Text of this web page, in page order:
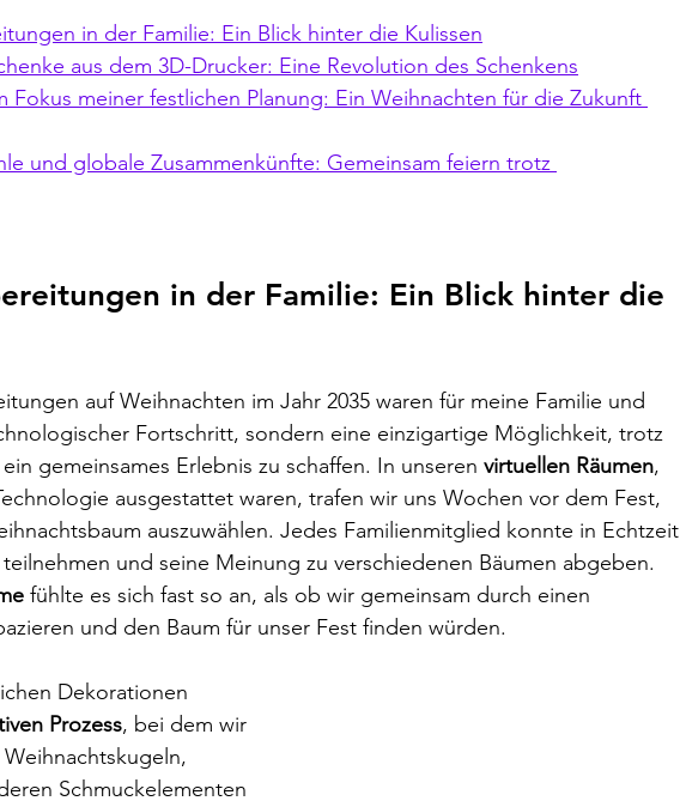
in der Familie: Ein Blick hinter die Kulissen
aus dem 3D-Drucker: Eine Revolution des Schenkens
Fokus meiner festlichen Planung: Ein Weihnachten für die Zukunft
und globale Zusammenkünfte: Gemeinsam feiern trotz
in der Familie: Ein Blick hinter die
auf Weihnachten im Jahr 2035 waren für meine Familie und
Fortschritt, sondern eine einzigartige Möglichkeit, trotz
gemeinsames Erlebnis zu schaffen. In unseren virtuellen Räumen,
ausgestattet waren, trafen wir uns Wochen vor dem Fest,
auszuwählen. Jedes Familienmitglied konnte in Echtzeit
und seine Meinung zu verschiedenen Bäumen abgeben.
fühlte es sich fast so an, als ob wir gemeinsam durch einen
und den Baum für unser Fest finden würden.
Dekorationen
Prozess, bei dem wir
Schmuckelementen